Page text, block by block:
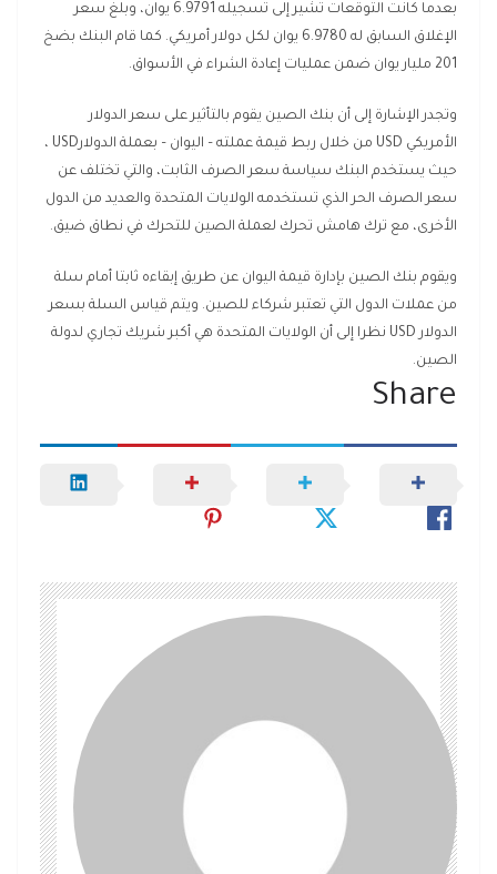
بعدما كانت التوقعات تشير إلى تسجيله 6.9791 يوان، وبلغ سعر
الإغلاق السابق له 6.9780 يوان لكل دولار أمريكي. كما قام البنك بضخ
201 مليار يوان ضمن عمليات إعادة الشراء في الأسواق
.
وتجدر الإشارة إلى أن بنك الصين يقوم بالتأثير على سعر الدولار
الأمريكي USD من خلال ربط قيمة عملته – اليوان – بعملة الدولار USD ،
حيث يستخدم البنك سياسة سعر الصرف الثابت، والتي تختلف عن
سعر الصرف الحر الذي تستخدمه الولايات المتحدة والعديد من الدول
الأخرى، مع ترك هامش تحرك لعملة الصين للتحرك في نطاق ضيق.
ويقوم بنك الصين بإدارة قيمة اليوان عن طريق إبقاءه ثابتا أمام سلة
من عملات الدول التي تعتبر شركاء للصين. ويتم قياس السلة بسعر
الدولار USD نظرا إلى أن الولايات المتحدة هي أكبر شريك تجاري لدولة
الصين.
Share